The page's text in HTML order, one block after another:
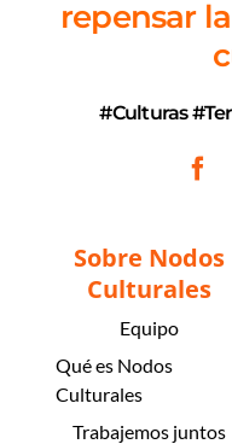
repensar
#Culturas
Sobre Nodos
Culturales
Equipo
Qué es Nodos
Culturales
Trabajemos juntos